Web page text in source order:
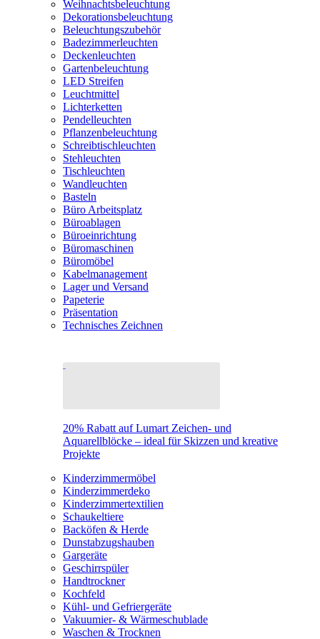
Weihnachtsbeleuchtung
Dekorationsbeleuchtung
Beleuchtungszubehör
Badezimmerleuchten
Deckenleuchten
Gartenbeleuchtung
LED Streifen
Leuchtmittel
Lichterketten
Pendelleuchten
Pflanzenbeleuchtung
Schreibtischleuchten
Stehleuchten
Tischleuchten
Wandleuchten
Basteln
Büro Arbeitsplatz
Büroablagen
Büroeinrichtung
Büromaschinen
Büromöbel
Kabelmanagement
Lager und Versand
Papeterie
Präsentation
Technisches Zeichnen
20% Rabatt auf Lumart Zeichen- und
Aquarellblöcke – ideal für Skizzen und kreative
Projekte
Kinderzimmermöbel
Kinderzimmerdeko
Kinderzimmertextilien
Schaukeltiere
Backöfen & Herde
Dunstabzugshauben
Gargeräte
Geschirrspüler
Handtrockner
Kochfeld
Kühl- und Gefriergeräte
Vakuumier- & Wärmeschublade
Waschen & Trocknen